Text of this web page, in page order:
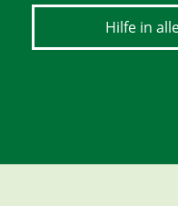
Hilfe in